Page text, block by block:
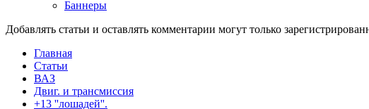
Баннеры
Добавлять статьи и оставлять комментарии могут только
Главная
Статьи
ВАЗ
Двиг. и трансмиссия
+13 ''лошадей''.